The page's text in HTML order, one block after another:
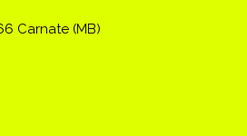
Carnate (MB)